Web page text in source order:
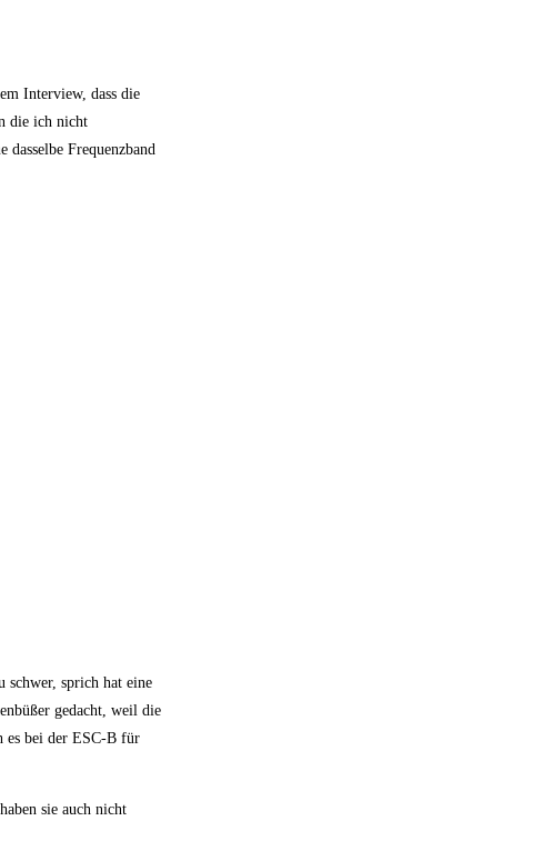
Interview, dass die
die ich nicht
Frequenzband
sprich hat eine
gedacht, weil die
es bei der ESC-B für
sie auch nicht